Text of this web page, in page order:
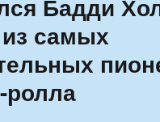
Бадди
самых
ролла